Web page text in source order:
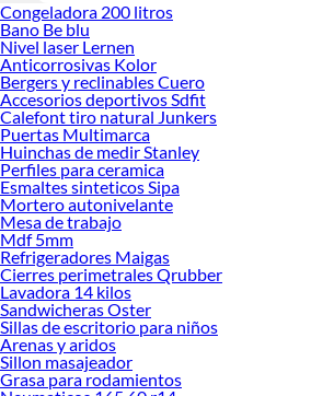
Congeladora 200 litros
Bano Be blu
Nivel laser Lernen
Anticorrosivas Kolor
Bergers y reclinables Cuero
Accesorios deportivos Sdfit
Calefont tiro natural Junkers
Puertas Multimarca
Huinchas de medir Stanley
Perfiles para ceramica
Esmaltes sinteticos Sipa
Mortero autonivelante
Mesa de trabajo
Mdf 5mm
Refrigeradores Maigas
Cierres perimetrales Qrubber
Lavadora 14 kilos
Sandwicheras Oster
Sillas de escritorio para niños
Arenas y aridos
Sillon masajeador
Grasa para rodamientos